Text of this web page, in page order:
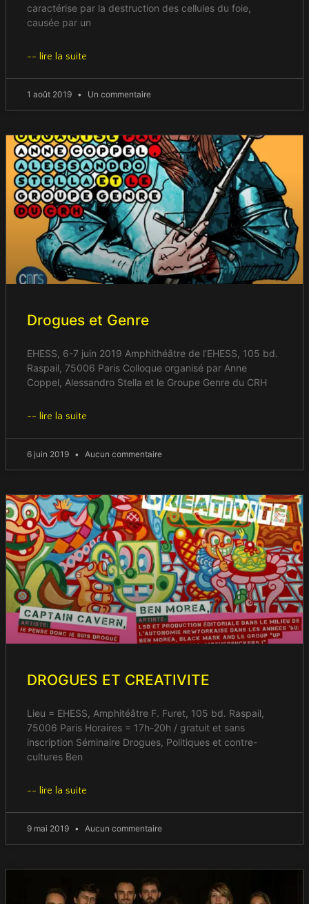
caractérise par la destruction des cellules du foie,
causée par un
-- lire la suite
1 août 2019 Un commentaire
Drogues et Genre
EHESS, 6-7 juin 2019 Amphithéâtre de l’EHESS, 105 bd.
Raspail, 75006 Paris Colloque organisé par Anne
Coppel, Alessandro Stella et le Groupe Genre du CRH
-- lire la suite
6 juin 2019 Aucun commentaire
DROGUES ET CREATIVITE
Lieu = EHESS, Amphitéâtre F. Furet, 105 bd. Raspail,
75006 Paris Horaires = 17h-20h / gratuit et sans
inscription Séminaire Drogues, Politiques et contre-
cultures Ben
-- lire la suite
9 mai 2019 Aucun commentaire